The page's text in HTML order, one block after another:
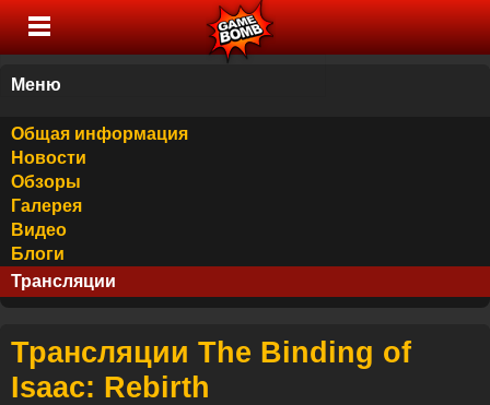
Меню
Общая информация
Новости
Обзоры
Галерея
Видео
Блоги
Трансляции
Трансляции The Binding of
Isaac: Rebirth